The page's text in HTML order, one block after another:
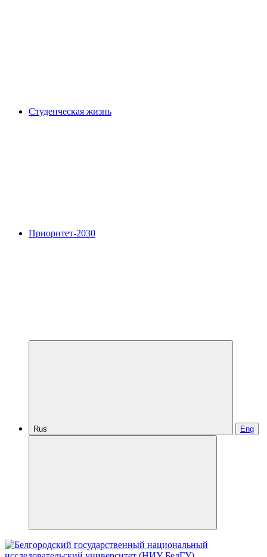
Студенческая жизнь
Приоритет-2030
Rus Eng